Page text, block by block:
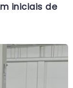
iniciais de